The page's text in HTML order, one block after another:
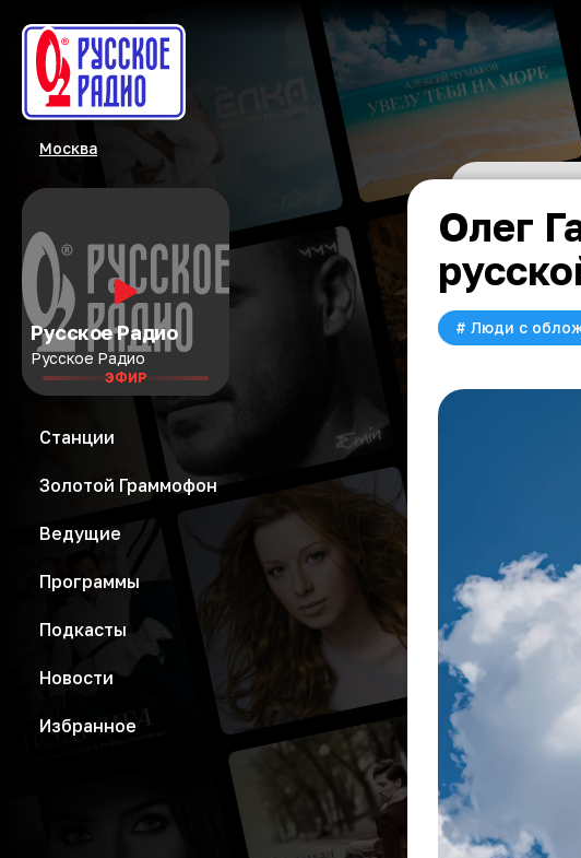
Москва
Русское Радио
Русское Радио
ЭФИР
Станции
Золотой Граммофон
Ведущие
Программы
Подкасты
Новости
Избранное
Олег
# Люди с